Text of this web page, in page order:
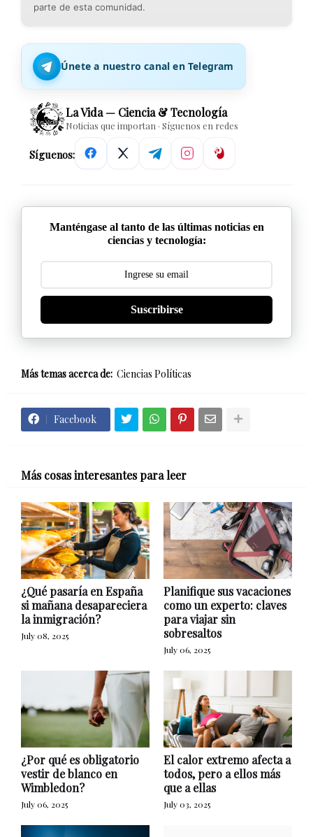
parte de esta comunidad.
Únete a nuestro canal en Telegram
La Vida — Ciencia & Tecnología
Noticias que importan · Síguenos en redes
Síguenos:
Manténgase al tanto de las últimas noticias en
ciencias y tecnología:
Suscribirse
Más temas acerca de: Ciencias Políticas
Facebook
Más cosas interesantes para leer
¿Qué pasaría en España
si mañana desapareciera
la inmigración?
July 08, 2025
Planifique sus vacaciones
como un experto: claves
para viajar sin
sobresaltos
July 06, 2025
¿Por qué es obligatorio
vestir de blanco en
Wimbledon?
July 06, 2025
El calor extremo afecta a
todos, pero a ellos más
que a ellas
July 03, 2025